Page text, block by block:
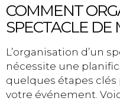
COMMENT
SPECTACLE DE
L’organisation d’un
nécessite une
quelques étapes
votre événement.